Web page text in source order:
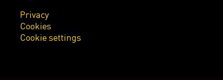
Privacy
Cookies
Cookie settings